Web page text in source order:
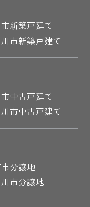
新築戸建て
市新築戸建て
中古戸建て
市中古戸建て
分譲地
市分譲地